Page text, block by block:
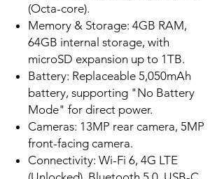
(Octa-core).
Memory & Storage: 4GB RAM,
64GB internal storage, with
microSD expansion up to 1TB.
Battery: Replaceable 5,050mAh
battery, supporting "No Battery
Mode" for direct power.
Cameras: 13MP rear camera, 5MP
front-facing camera.
Connectivity: Wi-Fi 6, 4G LTE